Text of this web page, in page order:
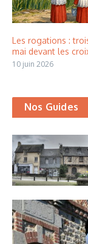
Les rogations :
mai devant les
10 juin 2026
Nos Guides